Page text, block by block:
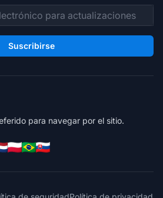
Suscribirse
para navegar por el sitio.